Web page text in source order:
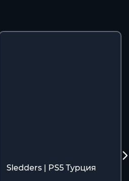
Sledders | PS5 Турция